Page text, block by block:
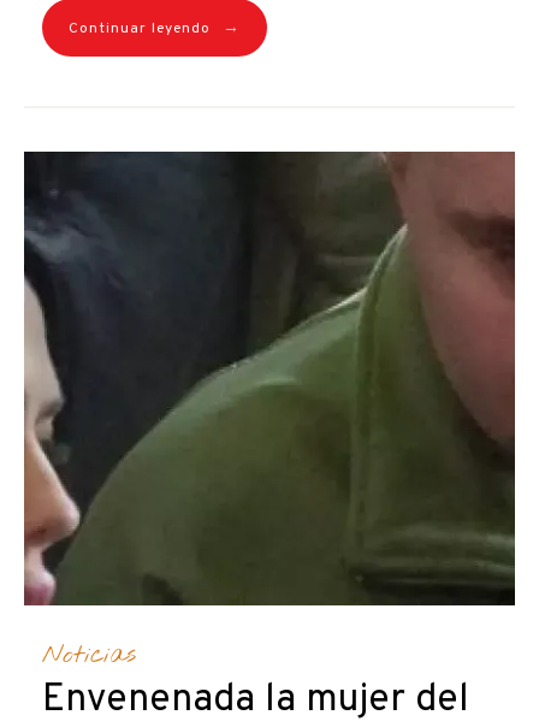
Continuar leyendo →
Noticias
Envenenada la mujer del